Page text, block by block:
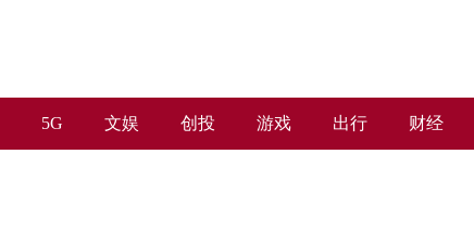
5G 文娱 创投 游戏 出行 财经